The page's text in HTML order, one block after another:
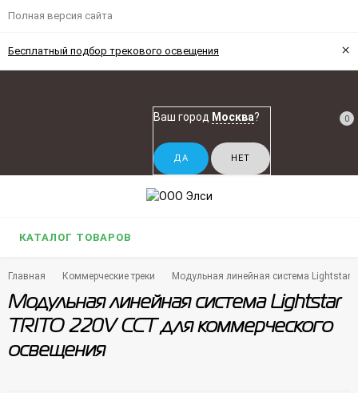
Полная версия сайта
Бесплатный подбор трекового освещения ×
Ваш город Москва? 0
КАТАЛОГ ТОВАРОВ
Главная Коммерческие треки Модульная линейная система Lightstar
Модульная линейная система Lightstar
TRITO 220V CCT для коммерческого
освещения